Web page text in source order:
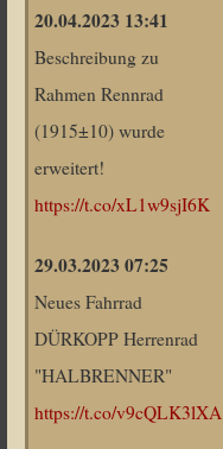
20.04.2023 13:41
Beschreibung zu
Rahmen Rennrad
(1915±10) wurde
erweitert!
https://t.co/xL1w9sjI6K
29.03.2023 07:25
Neues Fahrrad
DÜRKOPP Herrenrad
"HALBRENNER"
https://t.co/v9cQLK3lXA